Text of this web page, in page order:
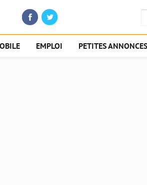
EMPLOI PETITES ANNONCES